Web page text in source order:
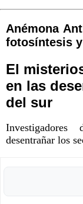
Anémona
fotosíntesis
El
en las
del sur
desentrañar los